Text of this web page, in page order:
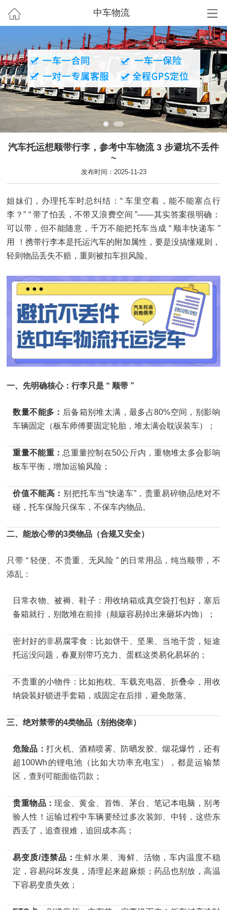
中车物流
汽车托运想顺带行李，参考中车物流 3 步避坑不丢件
~
发布时间：2025-11-23
姐妹们，办理托车时总纠结：“ 车里空着，能不能塞点行
李？” “ 带了怕丢，不带又浪费空间 ”——其实答案很明确：
可以带，但不能随意，千万不能把托车当成 “ 顺丰快递车 ”
用 ！携带行李本是托运汽车的附加属性，要是没搞懂规则，
轻则物品丢失不赔，重则被扣车担风险。
一、先明确核心：行李只是 “ 顺带 ”
数量不能多： 后备箱别堆太满，最多占80%空间，别影响
车辆固定（板车师傅要固定轮胎，堆太满会耽误装车）；
重量不能重： 总重量控制在50公斤内，重物堆太多会影响
板车平衡，增加运输风险；
价值不能高： 别把托车当“快递车”，贵重易碎物品绝对不
碰，托车保险只保车，不保车内物品。
二、能放心带的3类物品（合规又安全）
只带 “ 轻便、不贵重、无风险 ” 的日常用品，纯当顺带，不
添乱：
日常衣物、被褥、鞋子：用收纳箱或真空袋打包好，塞后
备箱就行，别散堆在前排（颠簸容易掉出来砸坏内饰）；
密封好的非易腐零食：比如饼干、坚果、当地干货，短途
托运没问题，春夏别带巧克力、蛋糕这类易化易坏的；
不贵重的小物件：比如抱枕、车载充电器、折叠伞，用收
纳袋装好锁进手套箱，或固定在后排，避免散落。
三、绝对禁带的4类物品（别抱侥幸）
危险品： 打火机、酒精喷雾、防晒发胶、烟花爆竹，还有
超100Wh的锂电池（比如大功率充电宝），都是运输禁
区，查到可能面临罚款；
贵重物品：现金、黄金、首饰、茅台、笔记本电脑，别考
验人性！运输过程中车辆要经过多次装卸、中转，这些东
西丢了，追查很难，追回成本高；
易变质/违禁品：生鲜水果、海鲜、活物，车内温度不稳
定，容易闷坏发臭，清理起来超麻烦；药品也别放，高温
下容易变质失效；